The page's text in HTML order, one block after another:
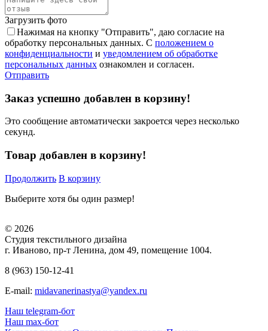
Загрузить фото
Нажимая на кнопку "Отправить", даю согласие на
обработку персональных данных. С положением о
конфиденциальности и уведомлением об обработке
персональных данных ознакомлен и согласен.
Отправить
Заказ успешно добавлен в корзину!
Это сообщение автоматически закроется через несколько
секунд.
Товар добавлен в корзину!
Продолжить В корзину
Выберите хотя бы один размер!
© 2026
Студия текстильного дизайна
г. Иваново, пр-т Ленина, дом 49, помещение 1004.
8 (963) 150-12-41
E-mail: midavanerinastya@yandex.ru
Наш telegram-бот
Наш max-бот